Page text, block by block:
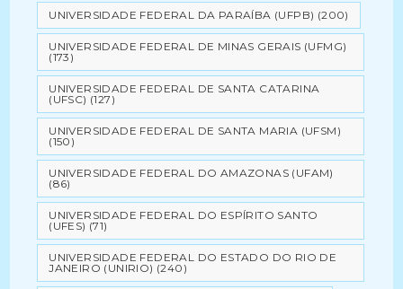
UNIVERSIDADE FEDERAL DA PARAÍBA (UFPB) (200)
UNIVERSIDADE FEDERAL DE MINAS GERAIS (UFMG)
(173)
UNIVERSIDADE FEDERAL DE SANTA CATARINA
(UFSC) (127)
UNIVERSIDADE FEDERAL DE SANTA MARIA (UFSM)
(150)
UNIVERSIDADE FEDERAL DO AMAZONAS (UFAM)
(86)
UNIVERSIDADE FEDERAL DO ESPÍRITO SANTO
(UFES) (71)
UNIVERSIDADE FEDERAL DO ESTADO DO RIO DE
JANEIRO (UNIRIO) (240)